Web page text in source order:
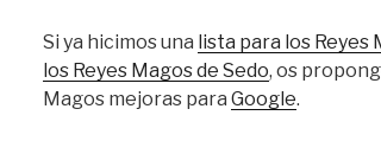
Si ya hicimos una lista para los Reyes
los Reyes Magos de Sedo, os
Magos mejoras para Google.